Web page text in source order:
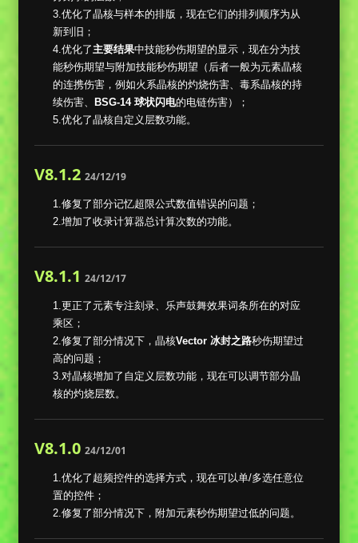
3.优化了晶核与样本的排版，现在它们的排列顺序为从
新到旧；
4.优化了主要结果中技能秒伤期望的显示，现在分为技
能秒伤期望与附加技能秒伤期望（后者一般为元素晶核
的连携伤害，例如火系晶核的灼烧伤害、毒系晶核的持
续伤害、
BSG-14 球状闪电的电链伤害）；
5.优化了晶核自定义层数功能。
V8.1.2 24/12/19
1.修复了部分记忆超限公式数值错误的问题；
2.增加了收录计算器总计算次数的功能。
V8.1.1 24/12/17
1.更正了元素专注刻录、乐声鼓舞效果词条所在的对应
乘区；
2.修复了部分情况下，晶核Vector 冰封之路秒伤期望过
高的问题；
3.对晶核增加了自定义层数功能，现在可以调节部分晶
核的灼烧层数。
V8.1.0 24/12/01
1.优化了超频控件的选择方式，现在可以单/多选任意位
置的控件；
2.修复了部分情况下，附加元素秒伤期望过低的问题。